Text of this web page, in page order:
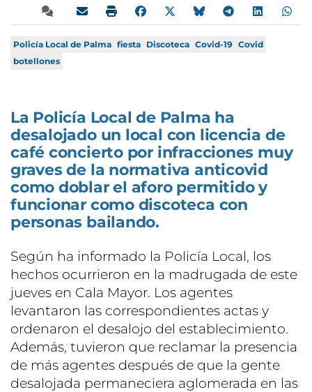
Policía Local de Palma fiesta Discoteca Covid-19 Covid
botellones
La Policía Local de Palma ha
desalojado un local con licencia de
café concierto por infracciones muy
graves de la normativa anticovid
como doblar el aforo permitido y
funcionar como discoteca con
personas bailando.
Según ha informado la Policía Local, los
hechos ocurrieron en la madrugada de este
jueves en Cala Mayor. Los agentes
levantaron las correspondientes actas y
ordenaron el desalojo del establecimiento.
Además, tuvieron que reclamar la presencia
de más agentes después de que la gente
desalojada permaneciera aglomerada en las